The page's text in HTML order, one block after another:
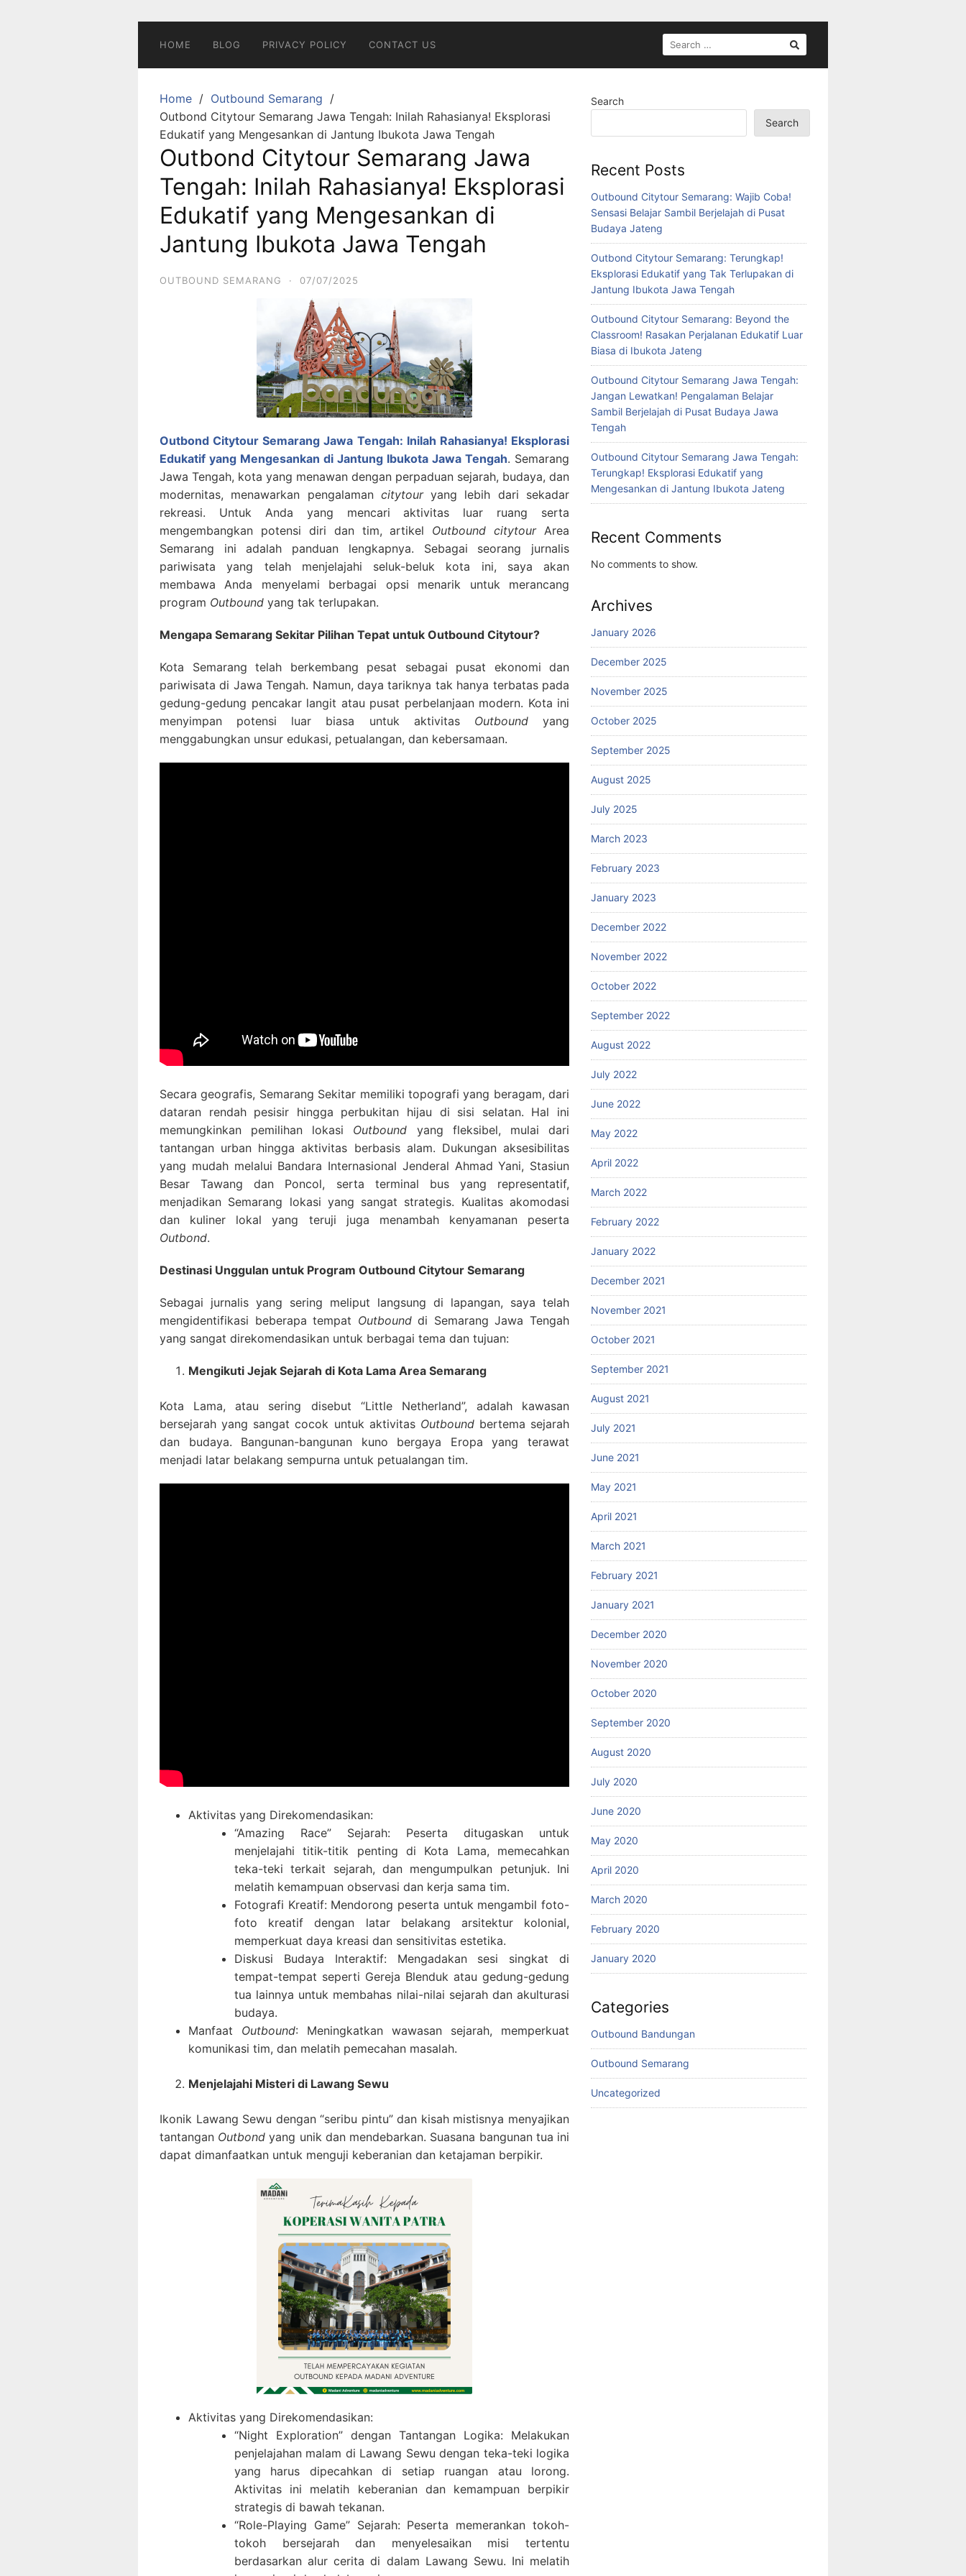
HOME BLOG PRIVACY POLICY CONTACT US
SEARCH
FOR:
Home
Outbound Semarang
Outbond Citytour Semarang Jawa Tengah: Inilah Rahasianya! Eksplorasi
Edukatif yang Mengesankan di Jantung Ibukota Jawa Tengah
Outbond Citytour Semarang Jawa
Tengah: Inilah Rahasianya! Eksplorasi
Edukatif yang Mengesankan di
Jantung Ibukota Jawa Tengah
OUTBOUND SEMARANG · 07/07/2025
Outbond Citytour Semarang Jawa Tengah: Inilah Rahasianya! Eksplorasi
Edukatif yang Mengesankan di Jantung Ibukota Jawa Tengah. Semarang
Jawa Tengah, kota yang menawan dengan perpaduan sejarah, budaya, dan
modernitas, menawarkan pengalaman citytouryang lebih dari sekadar
rekreasi. Untuk Anda yang mencari aktivitas luar ruang serta
mengembangkan potensi diri dan tim, artikel Outbound citytourArea
Semarang ini adalah panduan lengkapnya. Sebagai seorang jurnalis
pariwisata yang telah menjelajahi seluk-beluk kota ini, saya akan
membawa Anda menyelami berbagai opsi menarik untuk merancang
program Outbound yang tak terlupakan.
Mengapa Semarang Sekitar Pilihan Tepat untuk Outbound Citytour?
Kota Semarang telah berkembang pesat sebagai pusat ekonomi dan
pariwisata di Jawa Tengah. Namun, daya tariknya tak hanya terbatas pada
gedung-gedung pencakar langit atau pusat perbelanjaan modern. Kota ini
menyimpan potensi luar biasa untuk aktivitas Outboundyang
menggabungkan unsur edukasi, petualangan, dan kebersamaan.
Secara geografis, Semarang Sekitar memiliki topografi yang beragam, dari
dataran rendah pesisir hingga perbukitan hijau di sisi selatan. Hal ini
memungkinkan pemilihan lokasi Outbound yang fleksibel, mulai dari
tantangan urban hingga aktivitas berbasis alam. Dukungan aksesibilitas
yang mudah melalui Bandara Internasional Jenderal Ahmad Yani, Stasiun
Besar Tawang dan Poncol, serta terminal bus yang representatif,
menjadikan Semarang lokasi yang sangat strategis. Kualitas akomodasi
dan kuliner lokal yang teruji juga menambah kenyamanan peserta
Outbond.
Destinasi Unggulan untuk Program Outbound Citytour Semarang
Sebagai jurnalis yang sering meliput langsung di lapangan, saya telah
mengidentifikasi beberapa tempat Outbounddi Semarang Jawa Tengah
yang sangat direkomendasikan untuk berbagai tema dan tujuan:
Mengikuti Jejak Sejarah di Kota Lama Area Semarang
Kota Lama, atau sering disebut “Little Netherland”, adalah kawasan
bersejarah yang sangat cocok untuk aktivitas Outboundbertema sejarah
dan budaya. Bangunan-bangunan kuno bergaya Eropa yang terawat
menjadi latar belakang sempurna untuk petualangan tim.
Aktivitas yang Direkomendasikan:
“Amazing Race” Sejarah: Peserta ditugaskan untuk
menjelajahi titik-titik penting di Kota Lama, memecahkan
teka-teki terkait sejarah, dan mengumpulkan petunjuk. Ini
melatih kemampuan observasi dan kerja sama tim.
Fotografi Kreatif: Mendorong peserta untuk mengambil foto-
foto kreatif dengan latar belakang arsitektur kolonial,
memperkuat daya kreasi dan sensitivitas estetika.
Diskusi Budaya Interaktif: Mengadakan sesi singkat di
tempat-tempat seperti Gereja Blenduk atau gedung-gedung
tua lainnya untuk membahas nilai-nilai sejarah dan akulturasi
budaya.
Manfaat Outbound: Meningkatkan wawasan sejarah, memperkuat
komunikasi tim, dan melatih pemecahan masalah.
Menjelajahi Misteri di Lawang Sewu
Ikonik Lawang Sewu dengan “seribu pintu” dan kisah mistisnya menyajikan
tantangan Outbond yang unik dan mendebarkan. Suasana bangunan tua ini
dapat dimanfaatkan untuk menguji keberanian dan ketajaman berpikir.
Aktivitas yang Direkomendasikan:
“Night Exploration” dengan Tantangan Logika: Melakukan
penjelajahan malam di Lawang Sewu dengan teka-teki logika
yang harus dipecahkan di setiap ruangan atau lorong.
Aktivitas ini melatih keberanian dan kemampuan berpikir
strategis di bawah tekanan.
“Role-Playing Game” Sejarah: Peserta memerankan tokoh-
tokoh bersejarah dan menyelesaikan misi tertentu
berdasarkan alur cerita di dalam Lawang Sewu. Ini melatih
Search
Search
Recent Posts
Outbound Citytour Semarang: Wajib Coba!
Sensasi Belajar Sambil Berjelajah di Pusat
Budaya Jateng
Outbond Citytour Semarang: Terungkap!
Eksplorasi Edukatif yang Tak Terlupakan di
Jantung Ibukota Jawa Tengah
Outbound Citytour Semarang: Beyond the
Classroom! Rasakan Perjalanan Edukatif Luar
Biasa di Ibukota Jateng
Outbound Citytour Semarang Jawa Tengah:
Jangan Lewatkan! Pengalaman Belajar
Sambil Berjelajah di Pusat Budaya Jawa
Tengah
Outbound Citytour Semarang Jawa Tengah:
Terungkap! Eksplorasi Edukatif yang
Mengesankan di Jantung Ibukota Jateng
Recent Comments
No comments to show.
Archives
January 2026
December 2025
November 2025
October 2025
September 2025
August 2025
July 2025
March 2023
February 2023
January 2023
December 2022
November 2022
October 2022
September 2022
August 2022
July 2022
June 2022
May 2022
April 2022
March 2022
February 2022
January 2022
December 2021
November 2021
October 2021
September 2021
August 2021
July 2021
June 2021
May 2021
April 2021
March 2021
February 2021
January 2021
December 2020
November 2020
October 2020
September 2020
August 2020
July 2020
June 2020
May 2020
April 2020
March 2020
February 2020
January 2020
Categories
Outbound Bandungan
Outbound Semarang
Uncategorized